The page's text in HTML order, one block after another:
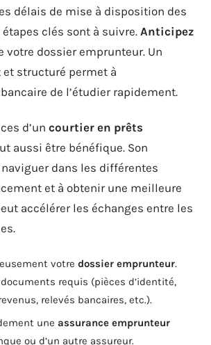
délais de mise à disposition des
clés sont à suivre. Anticipez
votre dossier emprunteur. Un
structuré permet à
de l’étudier rapidement.
d’un courtier en prêts
aussi être bénéfique. Son
dans les différentes
et à obtenir une meilleure
accélérer les échanges entre les
votre dossier emprunteur.
requis (pièces d’identité,
relevés bancaires, etc.).
une assurance emprunteur
ou d’un autre assureur.